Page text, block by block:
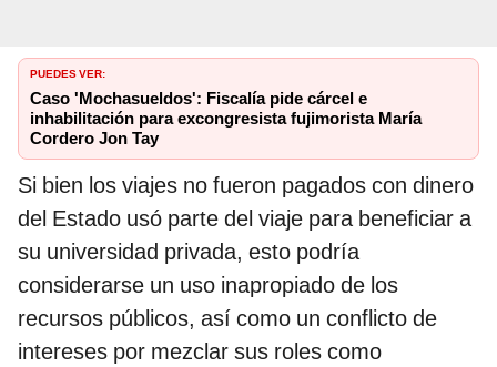
PUEDES VER:
Caso 'Mochasueldos': Fiscalía pide cárcel e
inhabilitación para excongresista fujimorista María
Cordero Jon Tay
Si bien los viajes no fueron pagados con dinero
del Estado usó parte del viaje para beneficiar a
su universidad privada, esto podría
considerarse un uso inapropiado de los
recursos públicos, así como un conflicto de
intereses por mezclar sus roles como